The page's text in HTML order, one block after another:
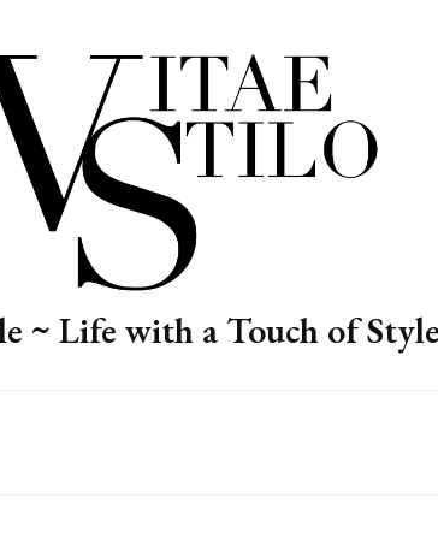
~ Life with a Touch of